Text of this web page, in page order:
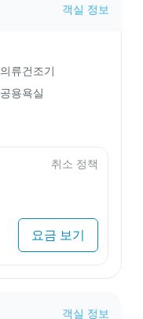
객실 정보
의류건조기
공용욕실
취소 정책
요금 보기
객실 정보